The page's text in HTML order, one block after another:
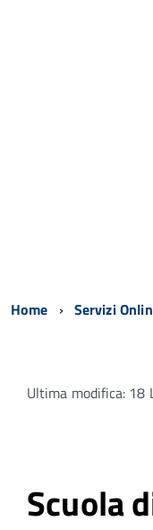
Home Servizi
Ultima modifica: 18
Scuola